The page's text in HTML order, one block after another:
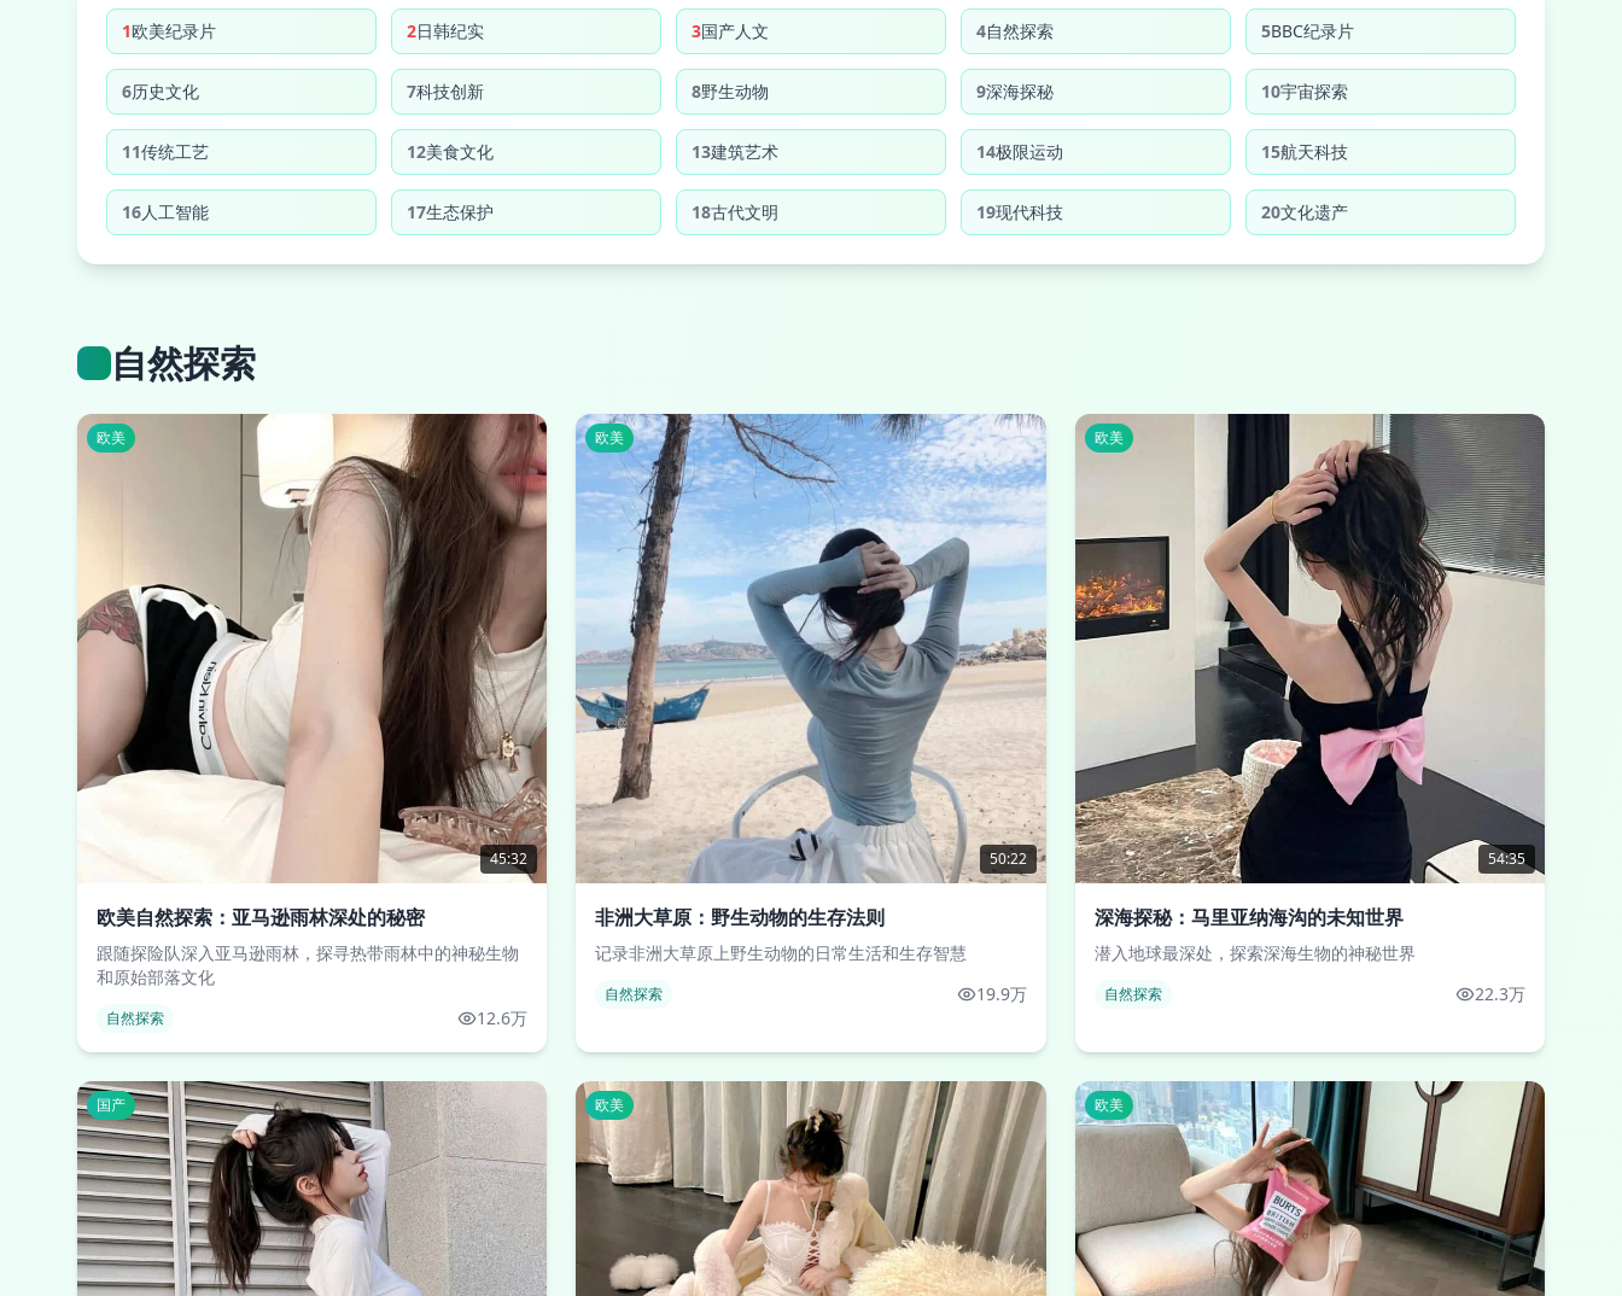
1欧美纪录片 2日韩纪实 3国产人文 4自然探索 5BBC纪录片
6历史文化 7科技创新 8野生动物 9深海探秘 10宇宙探索
11传统工艺 12美食文化 13建筑艺术 14极限运动 15航天科技
16人工智能 17生态保护 18古代文明 19现代科技 20文化遗产
自然探索
45:32
欧美
欧美自然探索：亚马逊雨林深处的秘密
跟随探险队深入亚马逊雨林，探寻热带雨林中的神秘生物
和原始部落文化
自然探索 12.6万
50:22
欧美
非洲大草原：野生动物的生存法则
记录非洲大草原上野生动物的日常生活和生存智慧
自然探索 19.9万
54:35
欧美
深海探秘：马里亚纳海沟的未知世界
潜入地球最深处，探索深海生物的神秘世界
自然探索 22.3万
国产 欧美 欧美